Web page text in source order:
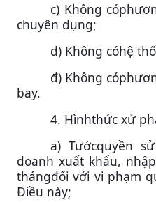
c) Không
chuyên dụng;
d) Không cóhệ
đ) Không
bay.
4. Hìnhthức xử
a) Tướcquyền
doanh xuất khẩu,
thángđối với vi phạm
Điều này;